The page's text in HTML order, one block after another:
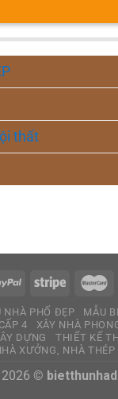
thất
NHÀ PHỐ ĐẸP
MẪU
4
XÂY NHÀ
DỰNG
THIẾT KẾ
XƯỞNG, NHÀ THÉP
2026 ©